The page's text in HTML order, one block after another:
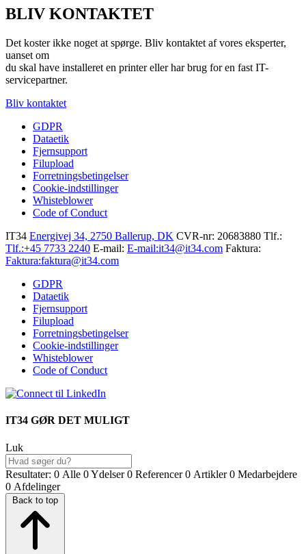
BLIV KONTAKTET
Det koster ikke noget at spørge. Bliv kontaktet af vores eksperter,
uanset om
du skal have installeret en printer eller har brug for en fast IT-
servicepartner.
Bliv kontaktet
GDPR
Dataetik
Fjernsupport
Filupload
Forretningsbetingelser
Cookie-indstillinger
Whisteblower
Code of Conduct
IT34 Energivej 34, 2750 Ballerup, DK CVR-nr: 20683880 Tlf.:
Tlf.:+45 7733 2240 E-mail: E-mail:it34@it34.com Faktura:
Faktura:faktura@it34.com
GDPR
Dataetik
Fjernsupport
Filupload
Forretningsbetingelser
Cookie-indstillinger
Whisteblower
Code of Conduct
IT34 GØR DET MULIGT
Luk
Resultater: 0 Alle 0Ydelser 0 Referencer 0 Artikler 0 Medarbejdere
0 Afdelinger
Back to top